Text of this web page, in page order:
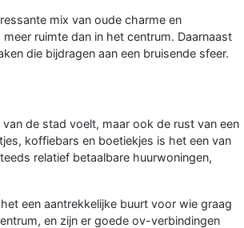
mix van oude charme en
ruimte dan in het centrum. Daarnaast
die bijdragen aan een bruisende sfeer.
de stad voelt, maar ook de rust van een
koffiebars en boetiekjes is het een van
relatief betaalbare huurwoningen,
een aantrekkelijke buurt voor wie graag
en zijn er goede ov-verbindingen